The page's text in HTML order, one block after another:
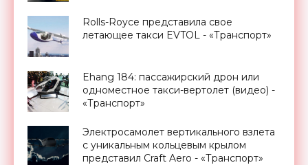
Rolls-Royce представила свое
летающее такси EVTOL - «Транспорт»
Ehang 184: пассажирский дрон или
одноместное такси-вертолет (видео) -
«Транспорт»
Электросамолет вертикального взлета
с уникальным кольцевым крылом
представил Craft Aero - «Транспорт»